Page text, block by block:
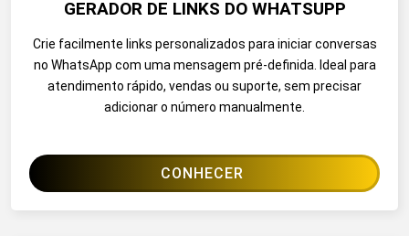
GERADOR DE LINKS DO WHATSUPP
Crie facilmente links personalizados para iniciar conversas
no WhatsApp com uma mensagem pré-definida. Ideal para
atendimento rápido, vendas ou suporte, sem precisar
adicionar o número manualmente.
CONHECER